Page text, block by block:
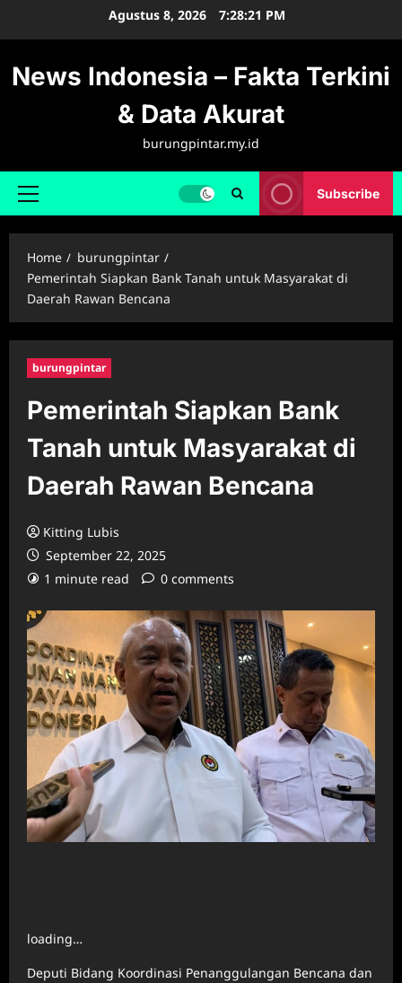
Agustus 8, 2026 7:28:21 PM
News Indonesia – Fakta Terkini
& Data Akurat
burungpintar.my.id
Primary
Subscribe
Home
burungpintar
Pemerintah Siapkan Bank Tanah untuk Masyarakat di
Daerah Rawan Bencana
burungpintar
Pemerintah Siapkan Bank
Tanah untuk Masyarakat di
Daerah Rawan Bencana
Kitting Lubis
September 22, 2025
1 minute read
0 comments
loading…
Deputi Bidang Koordinasi Penanggulangan Bencana dan